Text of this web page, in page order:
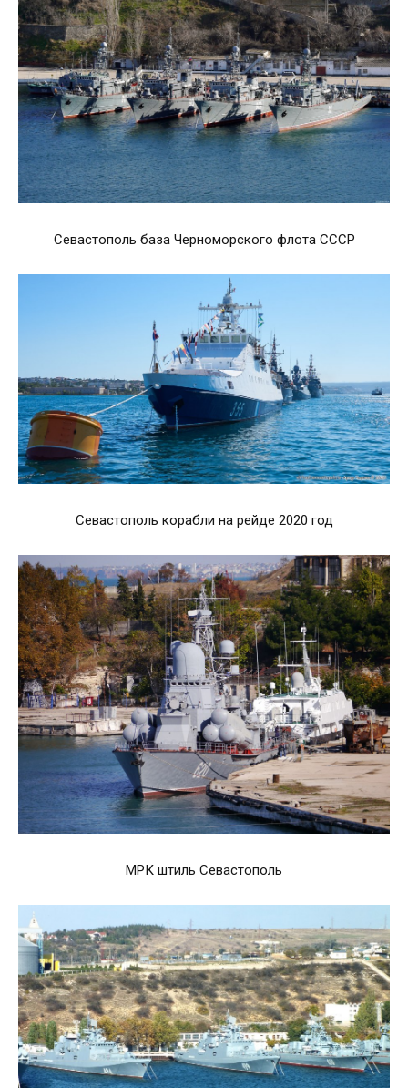
Севастополь база Черноморского флота СССР
Севастополь корабли на рейде 2020 год
МРК штиль Севастополь